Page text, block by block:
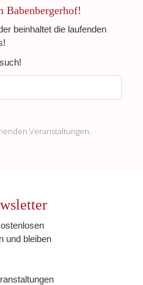
beinhaltet die laufenden
Veranstaltungen.
und bleiben